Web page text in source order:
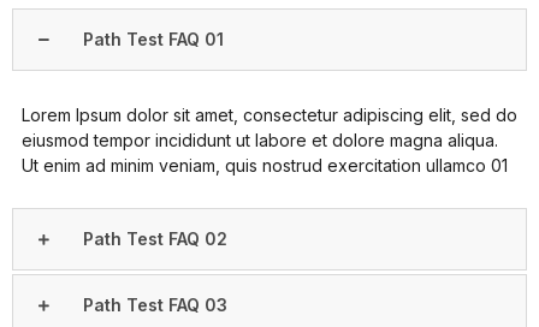
Path Test FAQ 01
Lorem Ipsum dolor sit amet, consectetur adipiscing elit, sed do
eiusmod tempor incididunt ut labore et dolore magna aliqua.
Ut enim ad minim veniam, quis nostrud exercitation ullamco 01
Path Test FAQ 02
Path Test FAQ 03